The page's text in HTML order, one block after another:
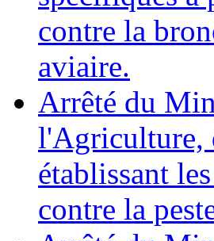
contre la
aviaire.
Arrêté du
l'Agriculture,
établissant
contre la